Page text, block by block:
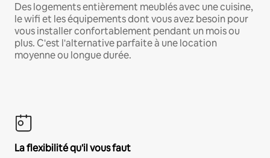
Des logements entièrement meublés avec une cuisine,
le wifi et les équipements dont vous avez besoin pour
vous installer confortablement pendant un mois ou
plus. C'est l'alternative parfaite à une location
moyenne ou longue durée.
La flexibilité qu'il vous faut